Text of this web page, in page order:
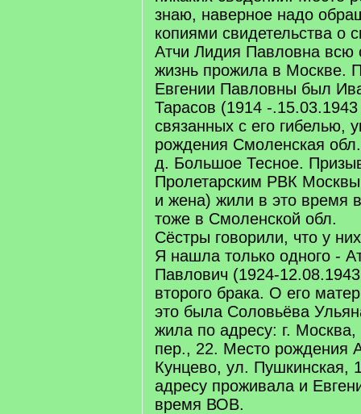
знаю, наверное надо
копиями свидетельства о
Атчи Лидия Павловна всю
жизнь прожила в Москве.
Евгении Павловны был
Тарасов (1914 -.15.03.1943
связанных с его гибелью,
рождения Смоленская
д. Большое Тесное.
Пролетарским РВК
и жена) жили в это время
тоже в Смоленской обл.
Сёстры говорили, что у
Я нашла только одного -
Павлович (1924-
второго брака. О его
это была Соловьёва
жила по адресу: г.
пер., 22. Место рождения
Кунцево, ул. Пушкинская,
адресу проживала и
время ВОВ.